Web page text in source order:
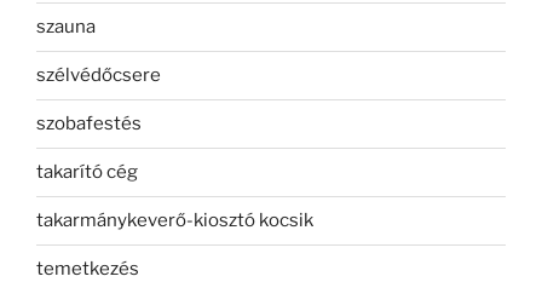
szauna
szélvédőcsere
szobafestés
takarító cég
takarmánykeverő-kiosztó kocsik
temetkezés